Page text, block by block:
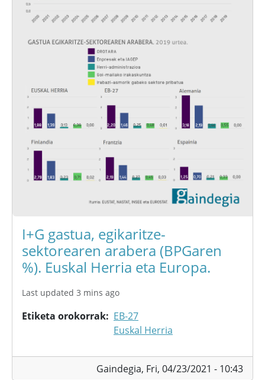
I+G gastua, egikaritze-
sektorearen arabera (BPGaren
%). Euskal Herria eta Europa.
Last updated 3 mins ago
Etiketa orokorrak
EB-27
Euskal Herria
Gaindegia, Fri, 04/23/2021 - 10:43